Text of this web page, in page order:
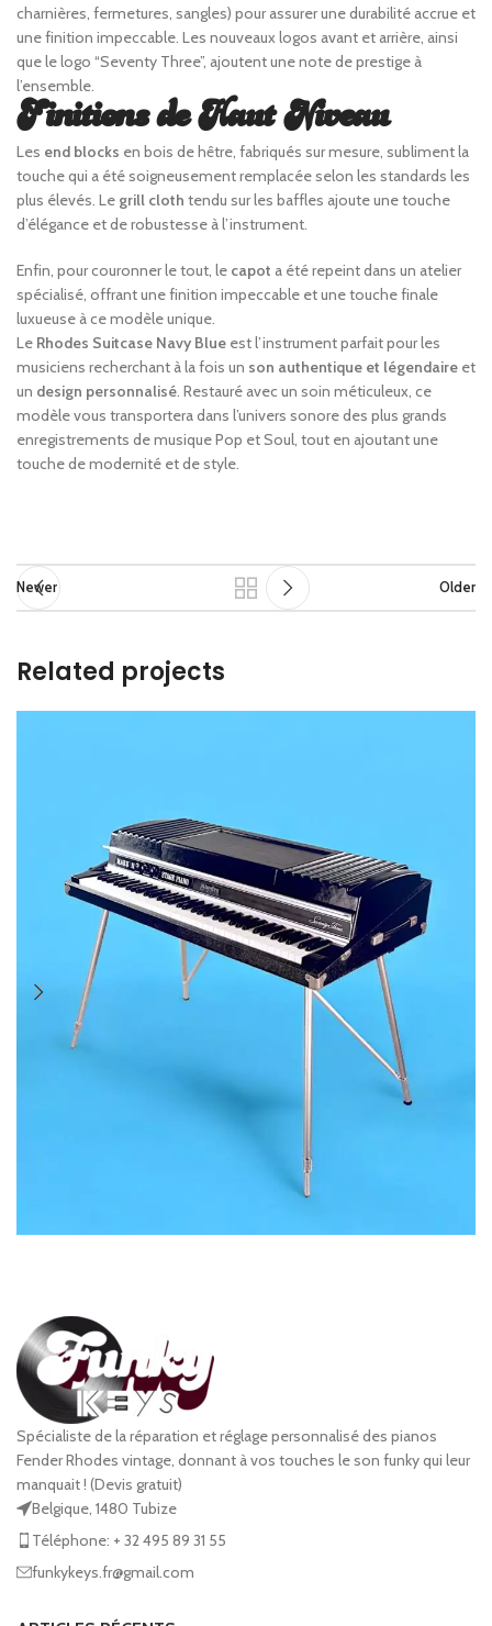
charnières, fermetures, sangles) pour assurer une durabilité accrue et
une finition impeccable. Les nouveaux logos avant et arrière, ainsi
que le logo “Seventy Three”, ajoutent une note de prestige à
l’ensemble.
Finitions de Haut Niveau
Les end blocks en bois de hêtre, fabriqués sur mesure, subliment la
touche qui a été soigneusement remplacée selon les standards les
plus élevés. Le grill cloth tendu sur les baffles ajoute une touche
d’élégance et de robustesse à l’instrument.
Enfin, pour couronner le tout, le capot a été repeint dans un atelier
spécialisé, offrant une finition impeccable et une touche finale
luxueuse à ce modèle unique.
Le Rhodes Suitcase Navy Blue est l’instrument parfait pour les
musiciens recherchant à la fois un son authentique et légendaire et
un design personnalisé. Restauré avec un soin méticuleux, ce
modèle vous transportera dans l’univers sonore des plus grands
enregistrements de musique Pop et Soul, tout en ajoutant une
touche de modernité et de style.
Newer Older
Related projects
Spécialiste de la réparation et réglage personnalisé des pianos
Fender Rhodes vintage, donnant à vos touches le son funky qui leur
manquait ! (Devis gratuit)
Belgique, 1480 Tubize
Téléphone: + 32 495 89 31 55
funkykeys.fr@gmail.com